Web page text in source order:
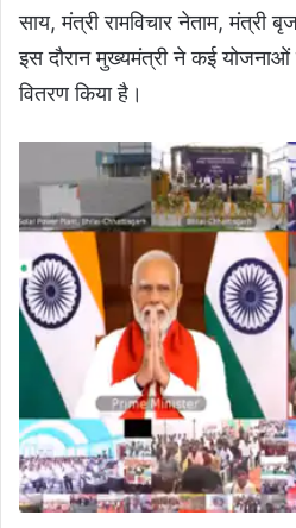
साय, मंत्री रामविचार नेताम, मंत्री
इस दौरान मुख्यमंत्री ने कई योजनाओं
वितरण किया है।